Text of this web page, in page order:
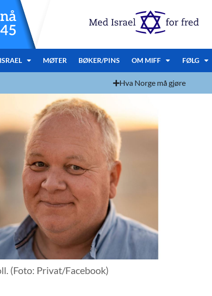
MØTER BØKER/PINS OM MIFF FØLG
Hva Norge må gjøre
(Foto: Privat/Facebook)